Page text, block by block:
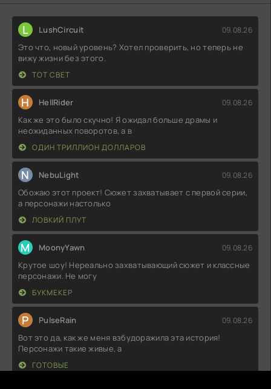
L LushCircuit 09.08.26
Это что, новый уровень? Хотел проверить, но теперь не
вижу жизни без этого.
ТОТ СВЕТ
H HellRider 09.08.26
Как же это было скучно! Я ожидал больше драмы и
неожиданных поворотов, а в
ОДИН ТРИЛЛИОН ДОЛЛАРОВ
N NebuLight 09.08.26
Обожаю этот проект! Сюжет захватывает с первой серии,
а персонажи настолько
ЛОВКИЙ ПЛУТ
M MoonyYawn 09.08.26
Крутое шоу! Нереально захватывающий сюжет и классные
персонажи. Не могу
БУКМЕКЕР
P PulseRain 09.08.26
Вот это да, как же меня взбудоражила эта история!
Персонажи такие живые, а
ГОТОВЫЕ